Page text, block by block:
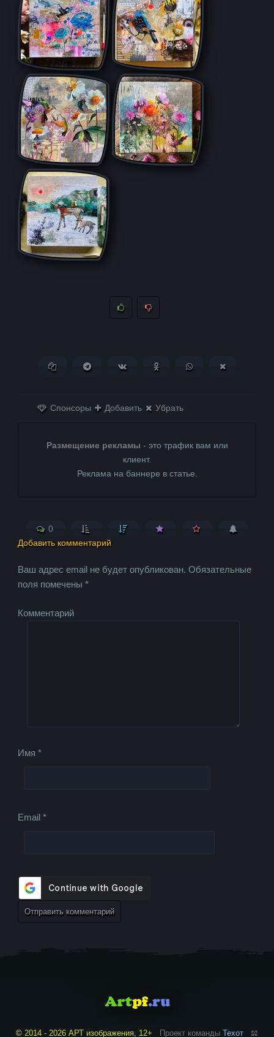
Копировать ссылкуПоделиться в Telegram
Поделиться ВКонтактеПоделиться в
Поделиться в
Спонсоры Добавить Убрать
Размещение рекламы - это трафик вам или
клиент.
Реклама на баннере в статье.
0
Добавить комментарий
Ваш адрес email не будет опубликован. Обязательные
поля помечены*
Комментарий
Имя*
Email*
© 2014 - 2026 АРТ изображения, 12+ Проект команды Техот 𝌴